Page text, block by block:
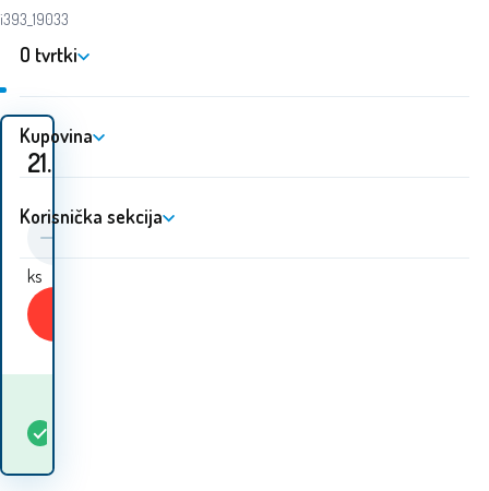
i393_19033
21.50
ks
O tvrtki
Kupovina
Korisnička sekcija